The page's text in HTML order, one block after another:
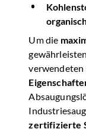
Um die
zertifizierte